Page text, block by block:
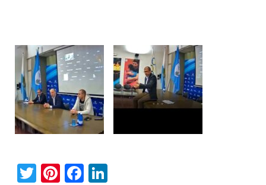
Twitter
Pinterest
Facebook